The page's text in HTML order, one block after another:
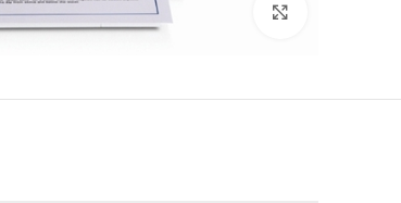
לחץ להגדלה